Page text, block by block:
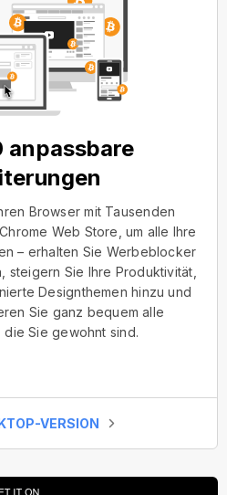
anpassbare
Browser mit Tausenden
Web Store, um alle Ihre
– erhalten Sie Werbeblocker
steigern Sie Ihre Produktivität,
Designthemen hinzu und
Sie ganz bequem alle
die Sie gewohnt sind.
VERSION